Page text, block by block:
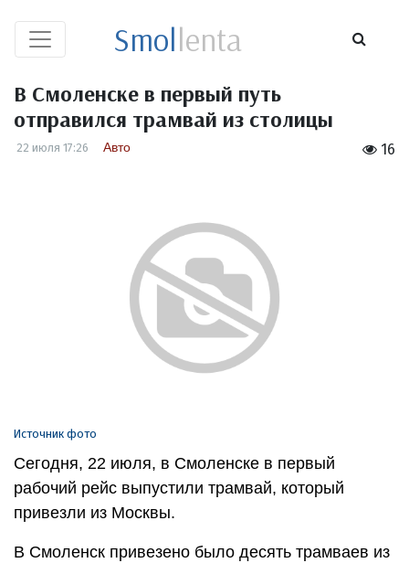
Smollenta
В Смоленске в первый путь
отправился трамвай из столицы
16
22 июля 17:26 Авто
Источник фото
Сегодня, 22 июля, в Смоленске в первый
рабочий рейс выпустили трамвай, который
привезли из Москвы.
В Смоленск привезено было десять трамваев из